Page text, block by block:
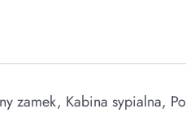
zamek, Kabina sypialna,